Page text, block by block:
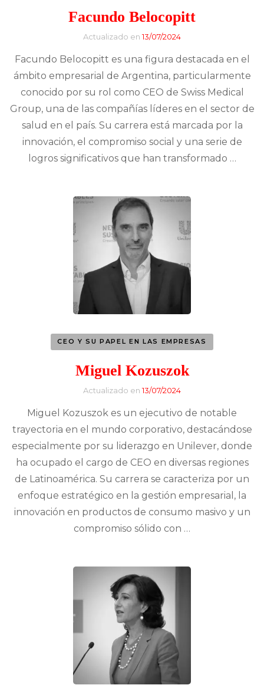
Facundo Belocopitt
Actualizado en13/07/2024
Facundo Belocopitt es una figura destacada en el
ámbito empresarial de Argentina, particularmente
conocido por su rol como CEO de Swiss Medical
Group, una de las compañías líderes en el sector de
salud en el país. Su carrera está marcada por la
innovación, el compromiso social y una serie de
logros significativos que han transformado …
CEO Y SU PAPEL EN LAS EMPRESAS
Miguel Kozuszok
Actualizado en13/07/2024
Miguel Kozuszok es un ejecutivo de notable
trayectoria en el mundo corporativo, destacándose
especialmente por su liderazgo en Unilever, donde
ha ocupado el cargo de CEO en diversas regiones
de Latinoamérica. Su carrera se caracteriza por un
enfoque estratégico en la gestión empresarial, la
innovación en productos de consumo masivo y un
compromiso sólido con …